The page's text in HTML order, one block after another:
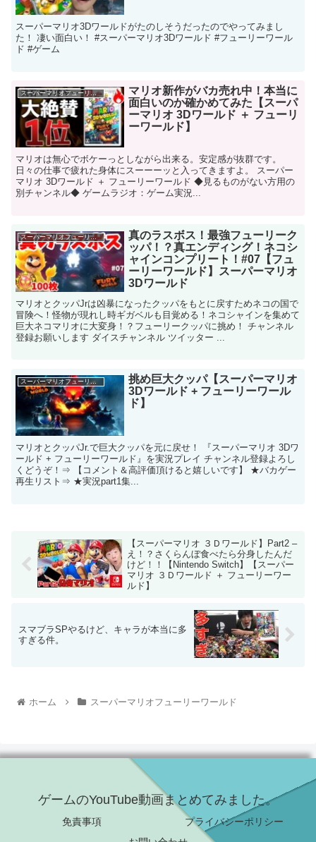
スーパーマリオ3Dワールドがたのしそうだったのでやってみまし
た！ 凄い面白い！ #スーパーマリオ3Dワールド #フューリーワール
ド #ゲーム
スーパーマリオフューリーワールド
マリオ新作がバカ売れ中！本当に
面白いのか確かめてみた【スーパ
ーマリオ 3Dワールド ＋ フューリ
ーワールド】
マリオは無心でボケーっとしながら出来る。安定感が抜群です。
日々の仕事で疲れた身体にスーーーッと入ってきますよ。 スーパー
マリオ 3Dワールド ＋ フューリーワールド ◆見るものがない方用の
別チャンネル◆ ゲームラジオ：​ ゲーム実況...
スーパーマリオフューリーワールド
真のラスボス！最強フューリーク
ッパ！？真エンディング！ネコシ
ャインコンプリート！#07【フュ
ーリーワールド】スーパーマリオ
3Dワールド
マリオとクッパJrは凶暴になったクッパをもとに戻すためネコの国で
冒険へ！怪物が現れし時ギガベルも目覚める！ネコシャインを集めて
巨大ネコマリオに大変身！？フューリークッパに挑め！ チャンネル
登録お願いします ダイスチャンネル ツイッター ...
スーパーマリオフューリーワールド
挑め巨大クッパ【スーパーマリオ
3Dワールド + フューリーワール
ド】
マリオとクッパJr.で巨大クッパを元に戻せ！ 『スーパーマリオ 3Dワ
ールド + フューリーワールド』を実況プレイ チャンネル登録よろし
くどうぞ！⇒ 【コメント＆高評価頂けると嬉しいです】 ★バカゲー
再生リスト⇒ ★実況part1集...
【スーパーマリオ ３Ｄワールド】Part2 –
え！？さくらんぼ食べたら分身したんだ
けど！！【Nintendo Switch】【スーパー
マリオ ３Ｄワールド ＋ フューリーワー
ルド】
スマブラSPやるけど、キャラが本当に多
すぎる件。
ホーム スーパーマリオフューリーワールド
ゲームのYouTube動画まとめてみました。
免責事項
プライバシーポリシー